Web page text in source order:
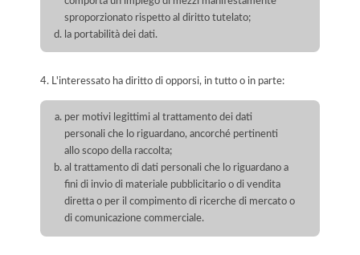
sproporzionato rispetto al diritto tutelato;
la portabilità dei dati.
4. L'interessato ha diritto di opporsi, in tutto o in parte:
per motivi legittimi al trattamento dei dati
personali che lo riguardano, ancorché pertinenti
allo scopo della raccolta;
al trattamento di dati personali che lo riguardano a
fini di invio di materiale pubblicitario o di vendita
diretta o per il compimento di ricerche di mercato o
di comunicazione commerciale.